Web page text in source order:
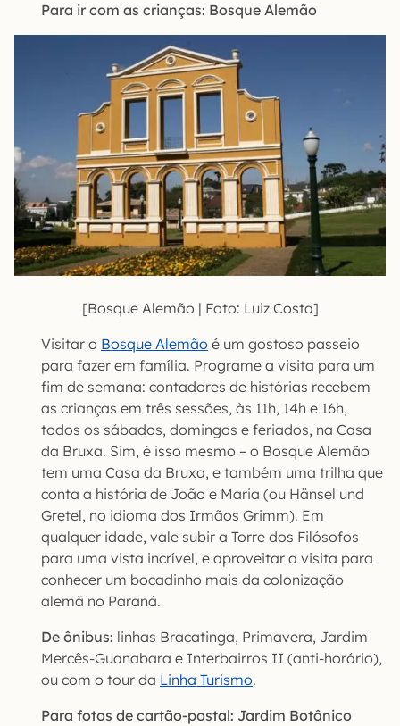
Para ir com as crianças: Bosque Alemão
[Bosque Alemão | Foto: Luiz Costa]
Visitar o Bosque Alemão é um gostoso passeio
para fazer em família. Programe a visita para um
fim de semana: contadores de histórias recebem
as crianças em três sessões, às 11h, 14h e 16h,
todos os sábados, domingos e feriados, na Casa
da Bruxa. Sim, é isso mesmo – o Bosque Alemão
tem uma Casa da Bruxa, e também uma trilha que
conta a história de João e Maria (ou Hänsel und
Gretel, no idioma dos Irmãos Grimm). Em
qualquer idade, vale subir a Torre dos Filósofos
para uma vista incrível, e aproveitar a visita para
conhecer um bocadinho mais da colonização
alemã no Paraná.
De ônibus: linhas Bracatinga, Primavera, Jardim
Mercês-Guanabara e Interbairros II (anti-horário),
ou com o tour da Linha Turismo.
Para fotos de cartão-postal: Jardim Botânico